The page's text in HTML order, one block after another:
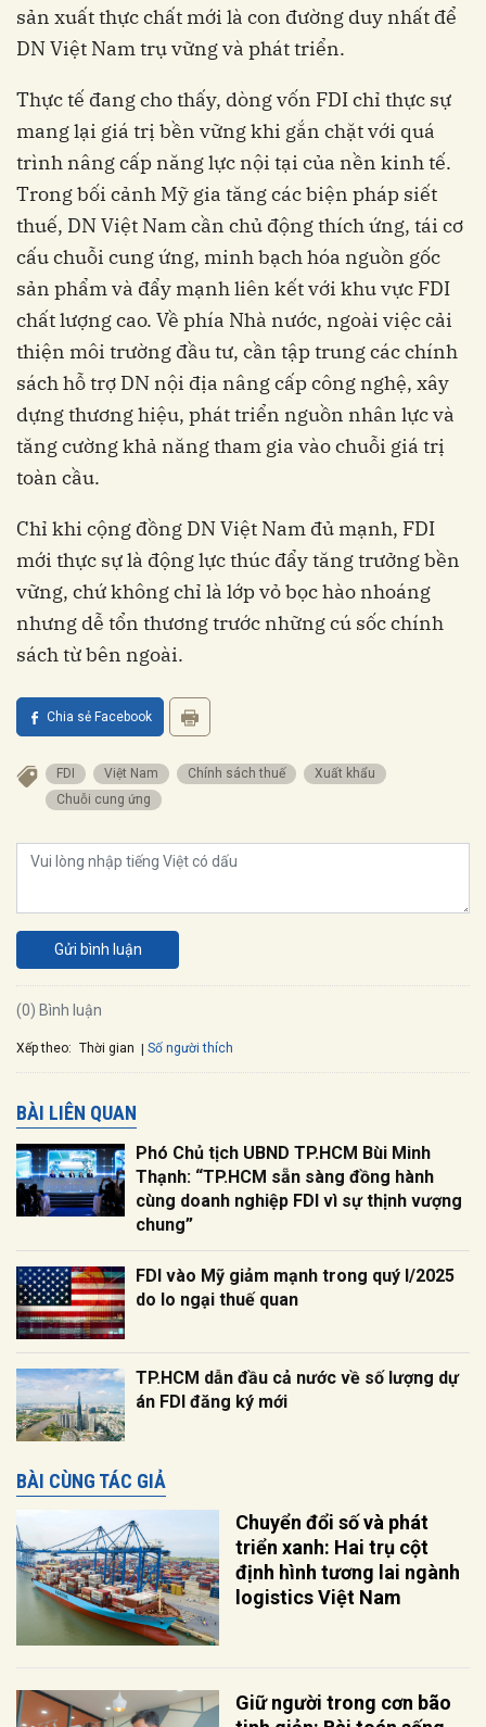
sản xuất thực chất mới là con đường duy nhất để
DN Việt Nam trụ vững và phát triển.
Thực tế đang cho thấy, dòng vốn FDI chỉ thực sự
mang lại giá trị bền vững khi gắn chặt với quá
trình nâng cấp năng lực nội tại của nền kinh tế.
Trong bối cảnh Mỹ gia tăng các biện pháp siết
thuế, DN Việt Nam cần chủ động thích ứng, tái cơ
cấu chuỗi cung ứng, minh bạch hóa nguồn gốc
sản phẩm và đẩy mạnh liên kết với khu vực FDI
chất lượng cao. Về phía Nhà nước, ngoài việc cải
thiện môi trường đầu tư, cần tập trung các chính
sách hỗ trợ DN nội địa nâng cấp công nghệ, xây
dựng thương hiệu, phát triển nguồn nhân lực và
tăng cường khả năng tham gia vào chuỗi giá trị
toàn cầu.
Chỉ khi cộng đồng DN Việt Nam đủ mạnh, FDI
mới thực sự là động lực thúc đẩy tăng trưởng bền
vững, chứ không chỉ là lớp vỏ bọc hào nhoáng
nhưng dễ tổn thương trước những cú sốc chính
sách từ bên ngoài.
Chia sẻ Facebook
FDI Việt Nam Chính sách thuế
Xuất khẩu
Chuỗi cung ứng
Gửi bình luận
(0) Bình luận
Xếp theo: Thời gian Số người thích
BÀI LIÊN QUAN
Phó Chủ tịch UBND TP.HCM Bùi Minh
Thạnh: “TP.HCM sẵn sàng đồng hành
cùng doanh nghiệp FDI vì sự thịnh vượng
chung”
FDI vào Mỹ giảm mạnh trong quý I/2025
do lo ngại thuế quan
TP.HCM dẫn đầu cả nước về số lượng dự
án FDI đăng ký mới
BÀI CÙNG TÁC GIẢ
Chuyển đổi số và phát
triển xanh: Hai trụ cột
định hình tương lai ngành
logistics Việt Nam
Giữ người trong cơn bão